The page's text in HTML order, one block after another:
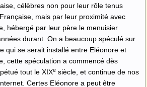
célèbres non pour leur rôle tenus
mais par leur proximité avec
hébergé par leur père le menuisier
durant. On a beaucoup spéculé sur
qui se serait installé entre Eléonore et
cette spéculation a commencé dès
tout le XIXesiècle, et continue de nos
Certes Eléonore a peut être